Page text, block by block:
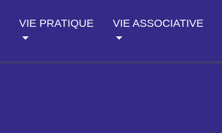
VIE PRATIQUE VIE ASSOCIATIVE